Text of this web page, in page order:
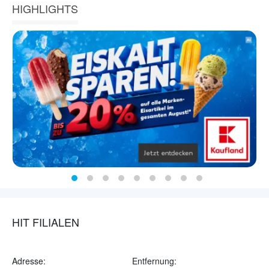
HIGHLIGHTS
HIT FILIALEN
Adresse: Entfernung: